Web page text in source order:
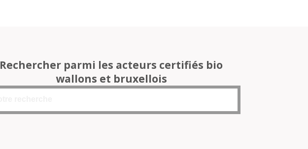
Rechercher parmi les acteurs certifiés bio
wallons et bruxellois